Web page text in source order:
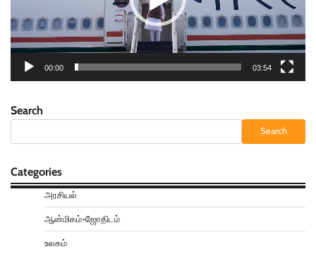
00:00 03:54
Search
Search
Categories
அரசியல்
ஆன்மிகம்-ஜோதிடம்
உலகம்